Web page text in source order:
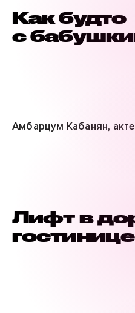
Как будто
с
Амбарцум Кабанян,
Лифт в
гостинице